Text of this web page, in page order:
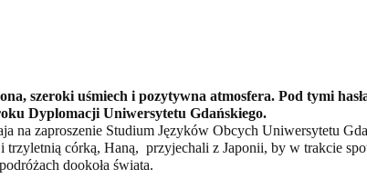
szeroki uśmiech i pozytywna atmosfera. Pod tymi
Dyplomacji Uniwersytetu Gdańskiego.
na zaproszenie Studium Języków Obcych Uniwersytetu
i trzyletnią córką, Haną, przyjechali z Japonii, by w trakcie
dookoła świata.